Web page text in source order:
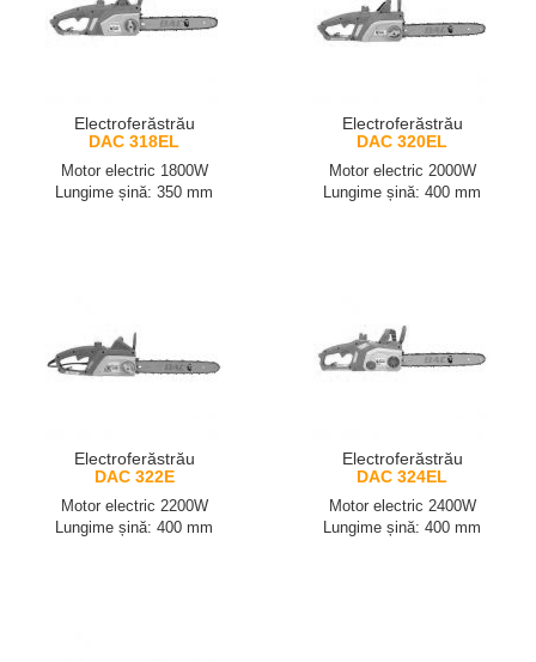
Electroferăstrău
DAC 318EL
Motor electric 1800W
Lungime șină: 350 mm
Electroferăstrău
DAC 320EL
Motor electric 2000W
Lungime șină: 400 mm
Electroferăstrău
DAC 322E
Motor electric 2200W
Lungime șină: 400 mm
Electroferăstrău
DAC 324EL
Motor electric 2400W
Lungime șină: 400 mm